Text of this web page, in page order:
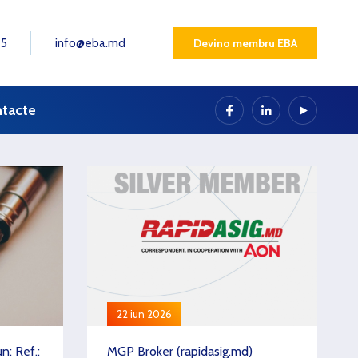
info@eba.md Devino membru EBA
Ref.:
22 iun 2026
MGP Broker (rapidasig.md)